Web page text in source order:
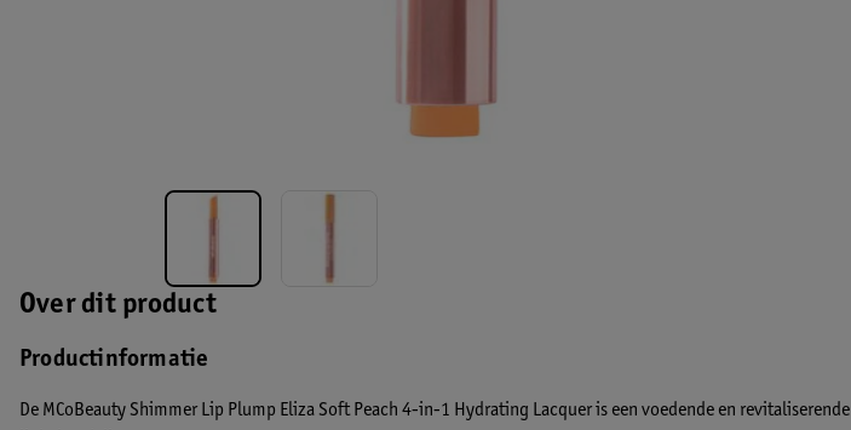
Over dit product
Productinformatie
De MCoBeauty Shimmer Lip Plump Eliza Soft Peach 4-in-1 Hydrating Lacquer is een voedende en revitaliserende